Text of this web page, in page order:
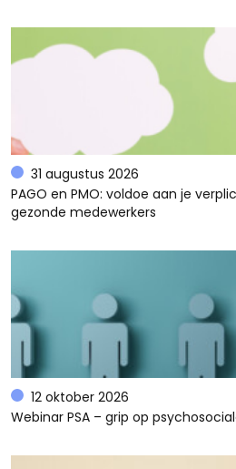
31 augustus 2026
PAGO en PMO: voldoe aan je
gezonde medewerkers
12 oktober 2026
Webinar PSA – grip op